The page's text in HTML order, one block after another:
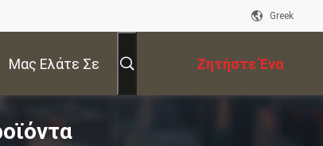
Greek
Μας Ελάτε Σε
Επαφή Με
Ζητήστε Ένα
Απόσπασμα